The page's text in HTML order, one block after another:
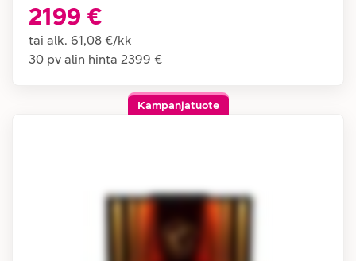
2199 €
tai alk. 61,08 €/kk
30 pv alin hinta 2399 €
Kampanjatuote